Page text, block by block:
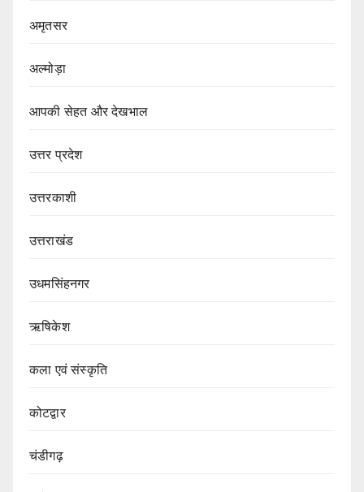
अमृतसर
अल्मोड़ा
आपकी सेहत और देखभाल
उत्तर प्रदेश
उत्तरकाशी
उत्तराखंड
उधमसिंहनगर
ऋषिकेश
कला एवं संस्कृति
कोटद्वार
चंडीगढ़